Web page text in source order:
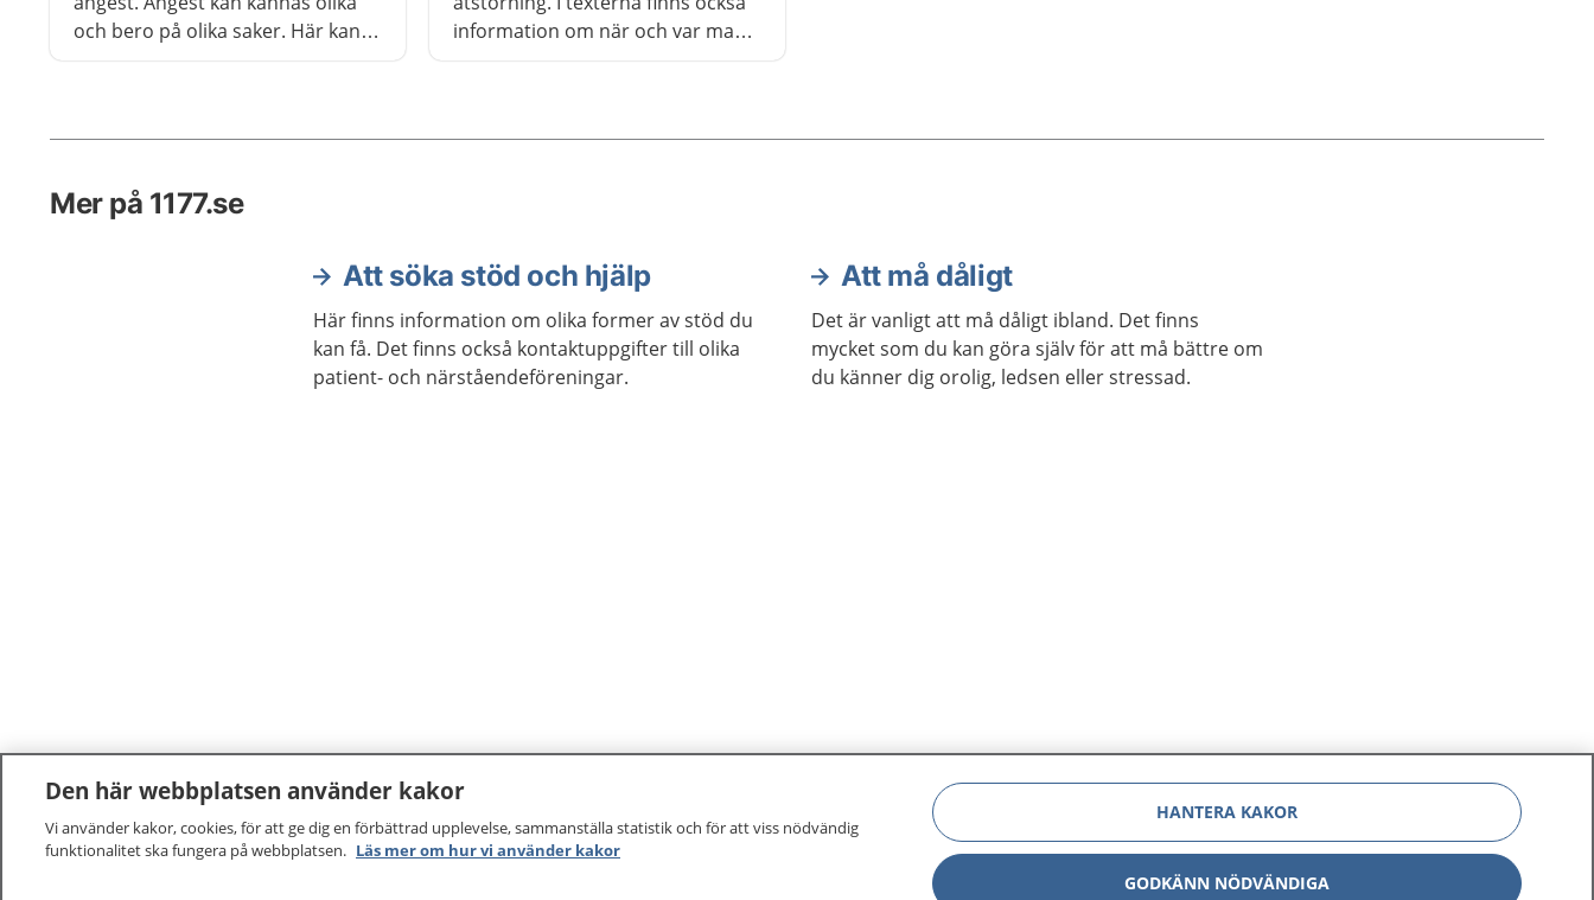
och bero på olika saker. Här kan
information om när och var man
Mer på 1177.se
Att söka stöd och hjälp
Här finns information om olika former av stöd du
kan få. Det finns också kontaktuppgifter till olika
patient- och närståendeföreningar.
Att må dåligt
Det är vanligt att må dåligt ibland. Det finns
mycket som du kan göra själv för att må bättre om
du känner dig orolig, ledsen eller stressad.
Den här webbplatsen använder kakor
Vi använder kakor, cookies, för att ge dig en förbättrad upplevelse, sammanställa statistik och för att viss nödvändig
funktionalitet ska fungera på webbplatsen. Läs mer om hur vi använder kakor
HANTERA KAKOR
GODKÄNN NÖDVÄNDIGA